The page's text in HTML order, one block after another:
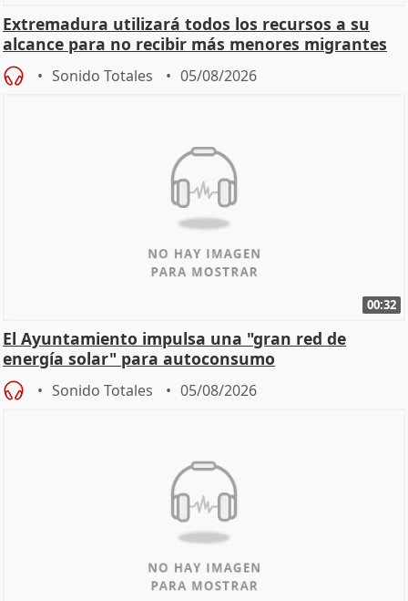
Extremadura utilizará todos los recursos a su
alcance para no recibir más menores migrantes
Sonido Totales 05/08/2026
00:32
El Ayuntamiento impulsa una "gran red de
energía solar" para autoconsumo
Sonido Totales 05/08/2026